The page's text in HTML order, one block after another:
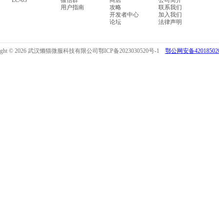
用户指南
攻略
开发者中心
论坛
联系我们
加入我们
法律声明
© 2026 武汉懒猫微服科技有限公司鄂ICP备2023030520号-1 鄂公网安备